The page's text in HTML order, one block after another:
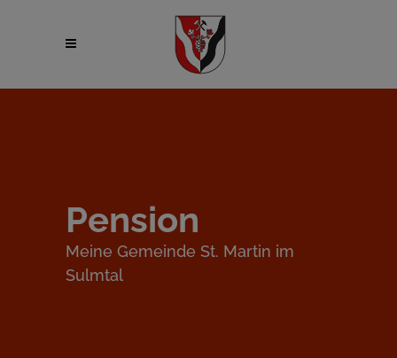
Pension
Meine Gemeinde St. Martin im
Sulmtal